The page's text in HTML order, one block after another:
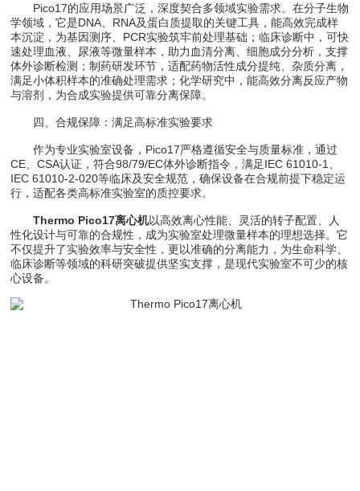
Pico17的应用场景广泛，深度契合多领域实验需求。在分子生物
学领域，它是DNA、RNA及蛋白质提取的关键工具，能高效完成样
本沉淀，为基因测序、PCR实验筑牢前处理基础；临床诊断中，可快
速处理血液、尿液等微量样本，助力血清分离、细胞成分分析，支撑
体外诊断检测；制药研发环节，适配药物活性成分提纯、杂质分离，
满足小体积样本的准确处理需求；化学研究中，能高效分离反应产物
与溶剂，为合成实验提供可靠分离保障。
四、合规保障：满足高标准实验要求
作为专业实验室设备，Pico17严格遵循安全与质量标准，通过
CE、CSA认证，符合98/79/EC体外诊断指令，满足IEC 61010-1、
IEC 61010-2-020等临床及安全规范，确保设备在合规前提下稳定运
行，适配各类高标准实验室的质控要求。
Thermo Pico17离心机以高效离心性能、灵活的转子配置、人
性化设计与可靠的合规性，成为实验室处理微量样本的理想选择。它
不仅提升了实验效率与安全性，更以准确的分离能力，为生命科学、
临床诊断等领域的科研突破提供坚实支撑，是现代实验室不可少的核
心设备。